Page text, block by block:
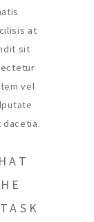
at
sit
vel